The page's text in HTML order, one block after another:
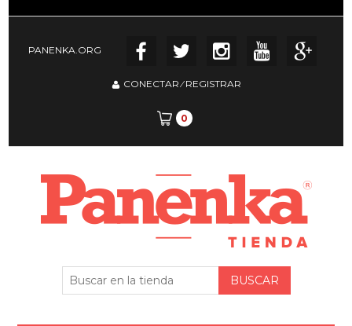
PANENKA.ORG
CONECTAR⁄REGISTRAR
0